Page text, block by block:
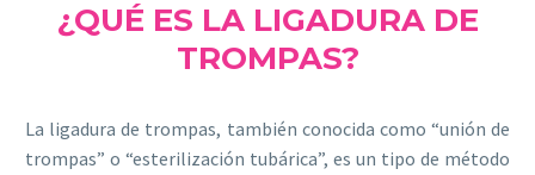
¿QUÉ ES LA LIGADURA DE
TROMPAS?
La ligadura de trompas, también conocida como “unión de
trompas” o “esterilización tubárica”, es un tipo de método